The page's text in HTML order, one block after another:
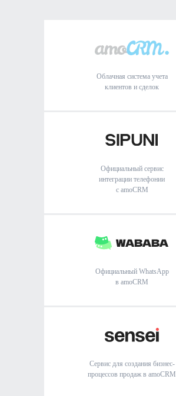
Облачная система учета
клиентов и сделок
Официальный сервис
интеграции телефонии
с amoCRM
Официальный WhatsApp
в amoCRM
Сервис для создания бизнес-
процессов продаж в amoCRM